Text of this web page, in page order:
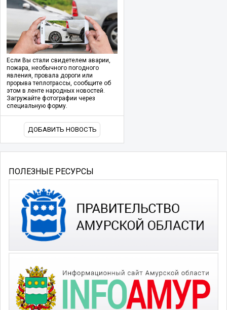
Если Вы стали свидетелем аварии,
пожара, необычного погодного
явления, провала дороги или
прорыва теплотрассы, сообщите об
этом в ленте народных новостей.
Загружайте фотографии через
специальную форму.
ДОБАВИТЬ НОВОСТЬ
ПОЛЕЗНЫЕ РЕСУРСЫ